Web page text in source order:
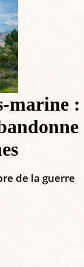
marine :
de la guerre